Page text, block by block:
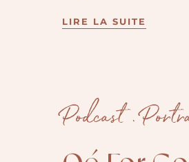
LIRE LA SUITE
Podcast.